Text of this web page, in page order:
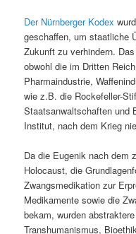
Der Nürnberger Kodex
geschaffen, um staatliche
Zukunft zu verhindern.
obwohl die im Dritten
Pharmaindustrie,
wie z.B. die Rockefeller-
Staatsanwaltschaften und
Institut, nach dem Krieg
Da die Eugenik nach dem
Holocaust, die
Zwangsmedikation zur
Medikamente sowie die
bekam, wurden
Transhumanismus,